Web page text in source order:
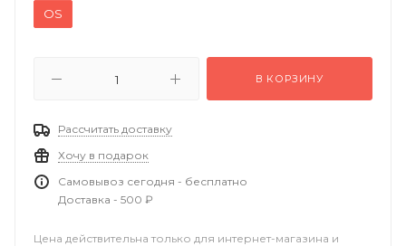
OS
В КОРЗИНУ
Рассчитать доставку
Хочу в подарок
Самовывоз сегодня - бесплатно
Доставка - 500 ₽
Цена действительна только для интернет-магазина и